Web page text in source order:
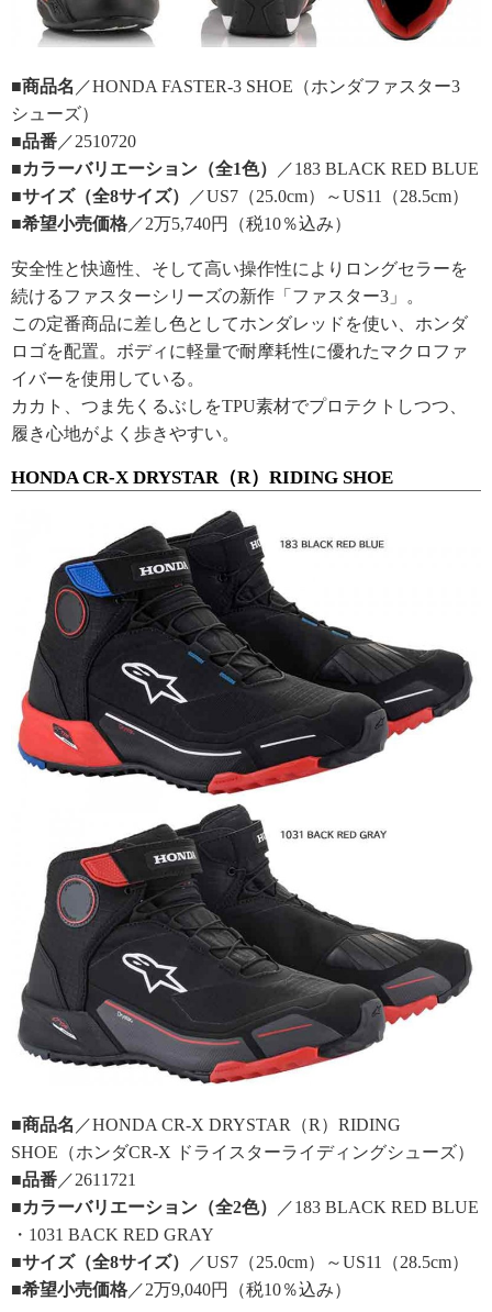
■商品名 ／HONDA FASTER-3 SHOE（ホンダファスター3
シューズ）
■品番 ／2510720
■カラーバリエーション（全1色）
／183 BLACK RED BLUE
■サイズ（全8サイズ）
／US7（25.0cm）～US11（28.5cm）
■希望小売価格 ／2万5,740円（税10％込み）
安全性と快適性、そして高い操作性によりロングセラーを
続けるファスターシリーズの新作「ファスター3」。
この定番商品に差し色としてホンダレッドを使い、ホンダ
ロゴを配置。ボディに軽量で耐摩耗性に優れたマクロファ
イバーを使用している。
カカト、つま先くるぶしをTPU素材でプロテクトしつつ、
履き心地がよく歩きやすい。
HONDA CR-X DRYSTAR（R）RIDING SHOE
■商品名 ／HONDA CR-X DRYSTAR（R）RIDING
SHOE（ホンダCR-X ドライスターライディングシューズ）
■品番 ／2611721
■カラーバリエーション（全2色）
／183 BLACK RED BLUE
・1031 BACK RED GRAY
■サイズ（全8サイズ）
／US7（25.0cm）～US11（28.5cm）
■希望小売価格 ／2万9,040円（税10％込み）